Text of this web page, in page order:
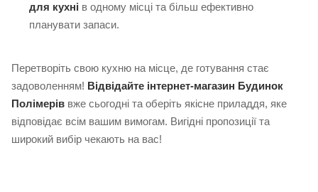
для кухні в одному місці та більш ефективно
планувати запаси.
Перетворіть свою кухню на місце, де готування стає
задоволенням! Відвідайте інтернет-магазин Будинок
Полімерів вже сьогодні та оберіть якісне приладдя, яке
відповідає всім вашим вимогам. Вигідні пропозиції та
широкий вибір чекають на вас!